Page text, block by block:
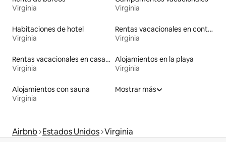
Virginia
Virginia
Habitaciones de hotel
Virginia
Rentas vacacionales en contenedores
Virginia
Rentas vacacionales en casas rodantes
Virginia
Alojamientos en la playa
Virginia
Alojamientos con sauna
Virginia
Mostrar más
Airbnb Estados Unidos Virginia